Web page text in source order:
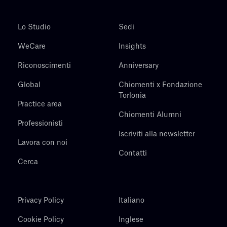
Lo Studio
WeCare
Riconoscimenti
Global
Practice area
Professionisti
Lavora con noi
Cerca
Sedi
Insights
Anniversary
Chiomenti x Fondazione
Torlonia
Chiomenti Alumni
Iscriviti alla newsletter
Contatti
Privacy Policy
Cookie Policy
Italiano
Inglese